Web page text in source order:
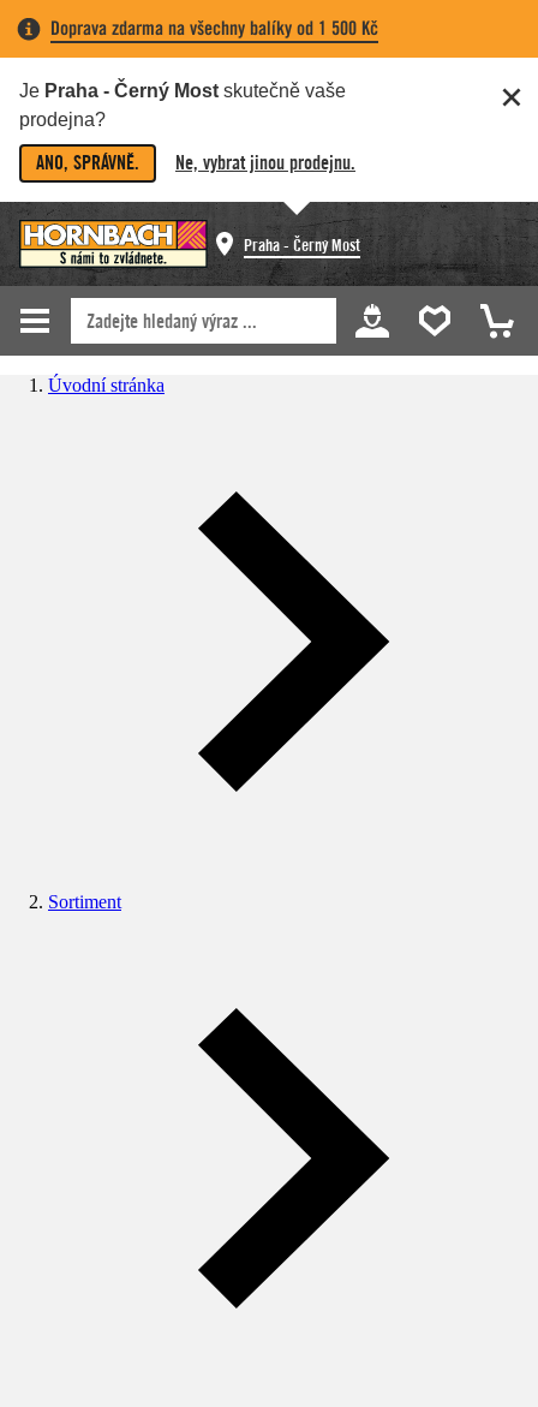
Doprava zdarma na všechny balíky od 1 500 Kč
Je Praha - Černý Most skutečně vaše
prodejna?
ANO, SPRÁVNĚ. Ne, vybrat jinou prodejnu.
Praha - Černý Most
Úvodní stránka
Sortiment